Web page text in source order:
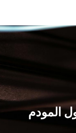
المودم